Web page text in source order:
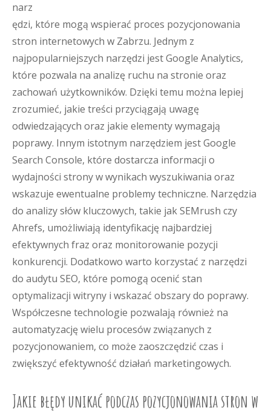
narz
ędzi, które mogą wspierać proces pozycjonowania
stron internetowych w Zabrzu. Jednym z
najpopularniejszych narzędzi jest Google Analytics,
które pozwala na analizę ruchu na stronie oraz
zachowań użytkowników. Dzięki temu można lepiej
zrozumieć, jakie treści przyciągają uwagę
odwiedzających oraz jakie elementy wymagają
poprawy. Innym istotnym narzędziem jest Google
Search Console, które dostarcza informacji o
wydajności strony w wynikach wyszukiwania oraz
wskazuje ewentualne problemy techniczne. Narzędzia
do analizy słów kluczowych, takie jak SEMrush czy
Ahrefs, umożliwiają identyfikację najbardziej
efektywnych fraz oraz monitorowanie pozycji
konkurencji. Dodatkowo warto korzystać z narzędzi
do audytu SEO, które pomogą ocenić stan
optymalizacji witryny i wskazać obszary do poprawy.
Współczesne technologie pozwalają również na
automatyzację wielu procesów związanych z
pozycjonowaniem, co może zaoszczędzić czas i
zwiększyć efektywność działań marketingowych.
Jakie błędy unikać podczas pozycjonowania stron w